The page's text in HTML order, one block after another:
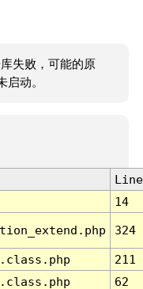
失败，可能的原
启动。
Line
14
324
211
62